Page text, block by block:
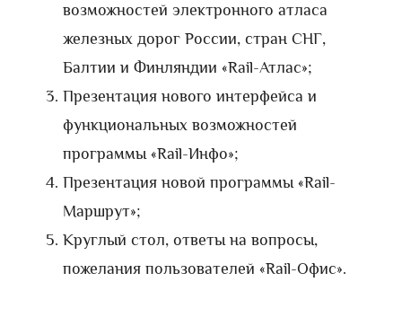
возможностей электронного атласа
железных дорог России, стран СНГ,
Балтии и Финляндии «Rail-Атлас»;
Презентация нового интерфейса и
функциональных возможностей
программы «Rail-Инфо»;
Презентация новой программы «Rail-
Маршрут»;
Круглый стол, ответы на вопросы,
пожелания пользователей «Rail-Офис».